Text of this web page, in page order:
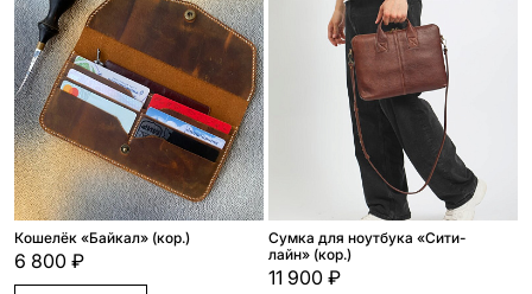
Кошелёк «Байкал» (кор.)
6 800 ₽
Сумка для ноутбука «Сити-
лайн» (кор.)
11 900 ₽